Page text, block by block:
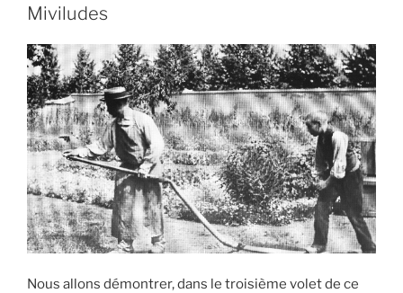
Miviludes
Nous allons démontrer, dans le troisième volet de ce